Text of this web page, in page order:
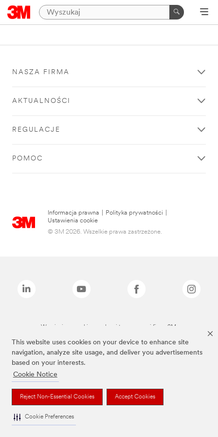
This website uses cookies on your device to enhance site
navigation, analyze site usage, and deliver you advertisements
based on your interests.
Cookie Notice
Reject Non-Essential Cookies Accept Cookies
Cookie Preferences
NASZA FIRMA
AKTUALNOŚCI
REGULACJE
POMOC
Informacja prawna Polityka prywatności
Ustawienia cookie
© 3M 2026. Wszelkie prawa zastrzeżone.
Wymienione marki są znakami towarowymi firmy 3M.